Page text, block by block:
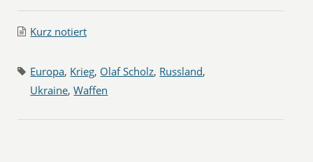
Kurz notiert
Europa, Krieg, Olaf Scholz, Russland,
Ukraine,Waffen